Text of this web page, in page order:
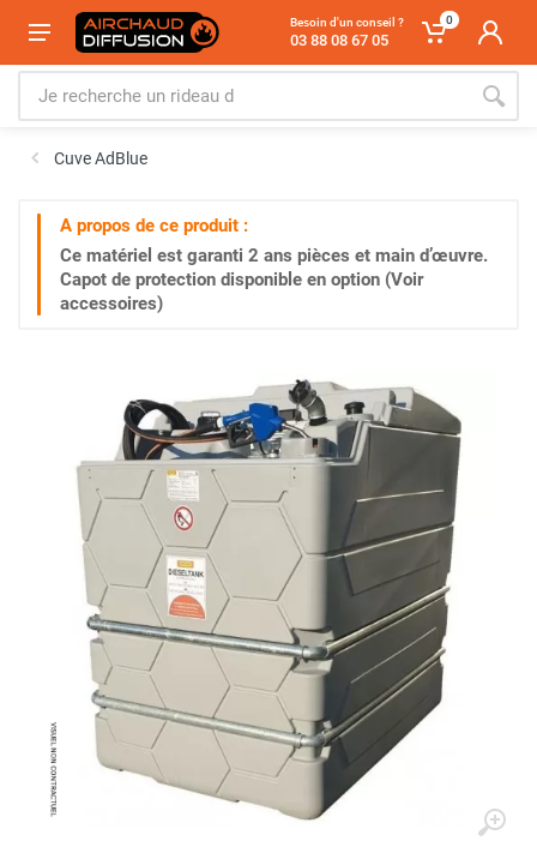
Besoin d'un conseil ?
03 88 08 67 05
0
Cuve AdBlue
A propos de ce produit :
Ce matériel est garanti 2 ans pièces et main d’œuvre.
Capot de protection disponible en option (Voir
accessoires)